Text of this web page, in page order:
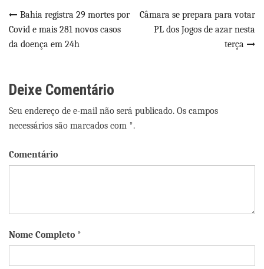
Navegação
de
Bahia registra 29 mortes por
Covid e mais 281 novos casos
da doença em 24h
Câmara se prepara para votar
PL dos Jogos de azar nesta
terça
Deixe Comentário
Seu endereço de e-mail não será publicado. Os campos
necessários são marcados com *.
Comentário
Nome Completo *